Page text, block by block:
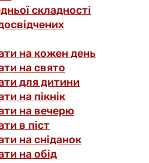
складності
на кожен день
на свято
для дитини
на пікнік
на вечерю
в піст
на сніданок
на обід